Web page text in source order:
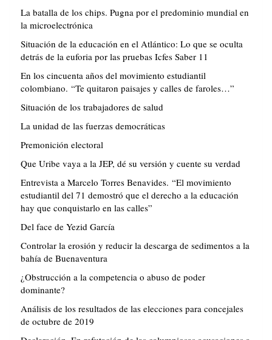
La batalla de los chips. Pugna por el predominio mundial en
la microelectrónica
Situación de la educación en el Atlántico: Lo que se oculta
detrás de la euforia por las pruebas Icfes Saber 11
En los cincuenta años del movimiento estudiantil
colombiano. “Te quitaron paisajes y calles de faroles…”
Situación de los trabajadores de salud
La unidad de las fuerzas democráticas
Premonición electoral
Que Uribe vaya a la JEP, dé su versión y cuente su verdad
Entrevista a Marcelo Torres Benavides. “El movimiento
estudiantil del 71 demostró que el derecho a la educación
hay que conquistarlo en las calles”
Del face de Yezid García
Controlar la erosión y reducir la descarga de sedimentos a la
bahía de Buenaventura
¿Obstrucción a la competencia o abuso de poder
dominante?
Análisis de los resultados de las elecciones para concejales
de octubre de 2019